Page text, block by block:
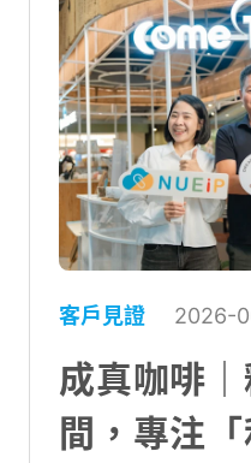
客戶見證 2026-
成真咖啡
間，專注